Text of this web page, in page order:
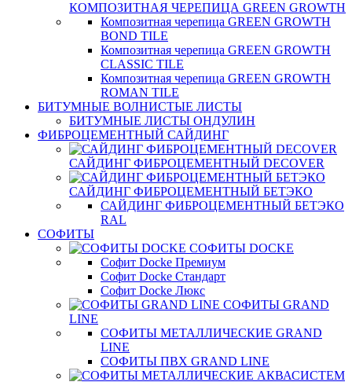
КОМПОЗИТНАЯ ЧЕРЕПИЦА GREEN GROWTH
Композитная черепица GREEN GROWTH
BOND TILE
Композитная черепица GREEN GROWTH
CLASSIC TILE
Композитная черепица GREEN GROWTH
ROMAN TILE
БИТУМНЫЕ ВОЛНИСТЫЕ ЛИСТЫ
БИТУМНЫЕ ЛИСТЫ ОНДУЛИН
ФИБРОЦЕМЕНТНЫЙ САЙДИНГ
САЙДИНГ ФИБРОЦЕМЕНТНЫЙ DECOVER
САЙДИНГ ФИБРОЦЕМЕНТНЫЙ БЕТЭКО
САЙДИНГ ФИБРОЦЕМЕНТНЫЙ БЕТЭКО
RAL
СОФИТЫ
СОФИТЫ DOCKE
Софит Docke Премиум
Софит Docke Стандарт
Софит Docke Люкс
СОФИТЫ GRAND
LINE
СОФИТЫ МЕТАЛЛИЧЕСКИЕ GRAND
LINE
СОФИТЫ ПВХ GRAND LINE